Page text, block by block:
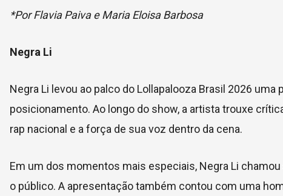
*Por Flavia Paiva e Maria Eloisa Barbosa
Negra Li
Negra Li levou ao palco do Lollapalooza Brasil 2026
posicionamento. Ao longo do show, a artista trouxe
rap nacional e a força de sua voz dentro da cena.
Em um dos momentos mais especiais, Negra Li
o público. A apresentação também contou com uma